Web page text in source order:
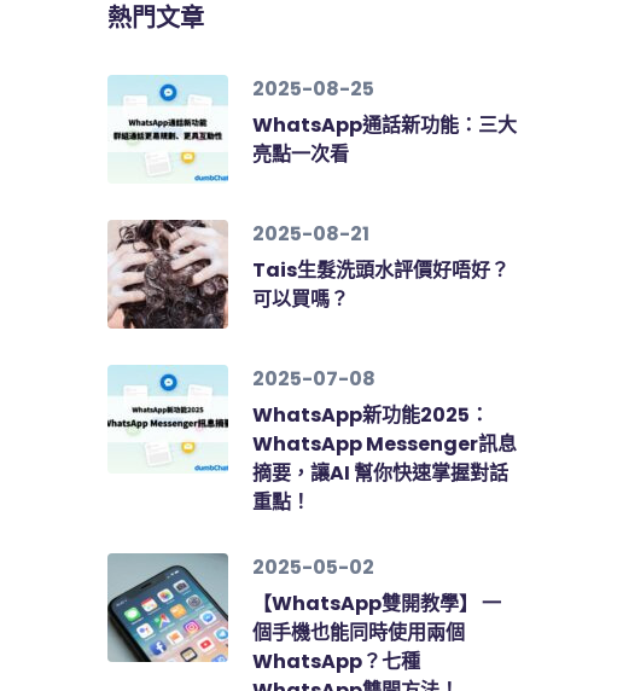
熱門文章
2025-08-25
WhatsApp通話新功能：三大
亮點一次看
2025-08-21
Tais生髮洗頭水評價好唔好？
可以買嗎？
2025-07-08
WhatsApp新功能2025：
WhatsApp Messenger訊息
摘要，讓AI 幫你快速掌握對話
重點！
2025-05-02
【WhatsApp雙開教學】 一
個手機也能同時使用兩個
WhatsApp？七種